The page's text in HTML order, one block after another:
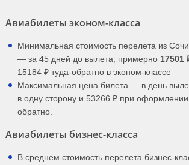
Авиабилеты эконом-класса
Минимальная стоимость перелета из
— за 45 дней до вылета, примерно 17501
15184 ₽ туда-обратно в эконом-классе
Максимальная цена билета — в день
в одну сторону и 53266 ₽ при оформлении
обратно.
Авиабилеты бизнес-класса
В среднем стоимость перелета бизнес-